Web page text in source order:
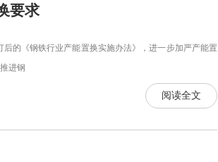
要求
的《钢铁行业产能置换实施办法》，进一步加严产能置
进钢
阅读全文